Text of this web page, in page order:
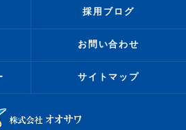
採用ブログ
お問い合わせ
サイトマップ